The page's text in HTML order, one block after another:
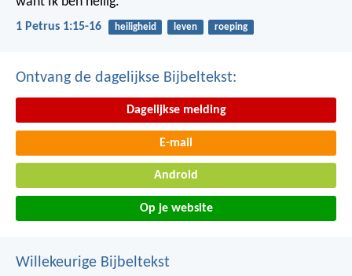
1 Petrus 1:15-16 heiligheid leven roeping
Ontvang de dagelijkse Bijbeltekst:
Dagelijkse melding
E-mail
Android
Op je website
Willekeurige Bijbeltekst